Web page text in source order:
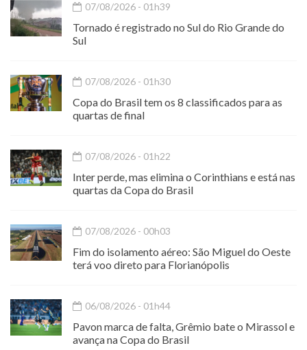
07/08/2026 - 01h39
Tornado é registrado no Sul do Rio Grande do
Sul
07/08/2026 - 01h30
Copa do Brasil tem os 8 classificados para as
quartas de final
07/08/2026 - 01h22
Inter perde, mas elimina o Corinthians e está nas
quartas da Copa do Brasil
07/08/2026 - 00h03
Fim do isolamento aéreo: São Miguel do Oeste
terá voo direto para Florianópolis
06/08/2026 - 01h44
Pavon marca de falta, Grêmio bate o Mirassol e
avança na Copa do Brasil